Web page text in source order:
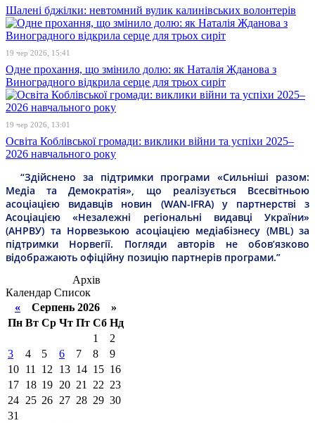
Шалені бджілки: невтомний вулик калинівських волонтерів
19 чер 2026, 15:41
Одне прохання, що змінило долю: як Наталія Жданова з
Виноградного відкрила серце для трьох сиріт
19 чер 2026, 13:01
Освіта Коблівської громади: виклики війни та успіхи 2025–
2026 навчального року
“Здійснено за підтримки програми «Сильніші разом:
Медіа та Демократія», що реалізується Всесвітньою
асоціацією видавців новин (WAN-IFRA) у партнерстві з
Асоціацією «Незалежні регіональні видавці України»
(АНРВУ) та Норвезькою асоціацією медіабізнесу (MBL) за
підтримки Норвегії. Погляди авторів не обов’язково
відображають офіційну позицію партнерів програми.”
Архів
Календар Список
« Серпень 2026 »
Пн Вт Ср Чт Пт Сб Нд
1
2
3
4 5 6 7 8
9
10 11 12 13 14 15 16
17 18 19 20 21 22 23
24 25 26 27 28 29 30
31